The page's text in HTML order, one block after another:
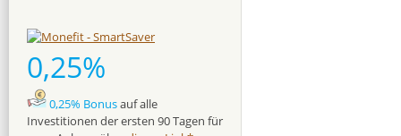
0,25%
0,25% Bonusauf alle
Investitionen der ersten 90 Tagen für